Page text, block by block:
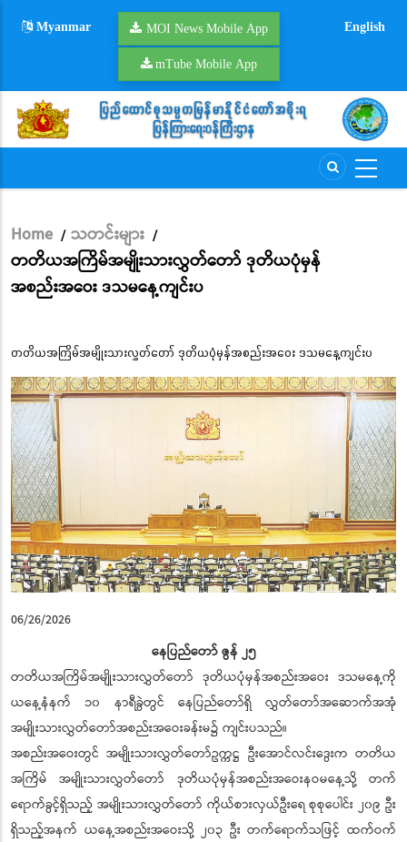
Myanmar MOI News Mobile App
mTube Mobile App
English
Breadcrumb
Home / သတင်းများ /
တတိယအကြိမ်အမျိုးသားလွှတ်တော် ဒုတိယပုံမှန်
အစည်းအဝေး ဒသမနေ့ကျင်းပ
တတိယအကြိမ်အမျိုးသားလွှတ်တော် ဒုတိယပုံမှန်အစည်းအဝေး ဒသမနေ့ကျင်းပ
06/26/2026
နေပြည်တော် ဇွန် ၂၅
တတိယအကြိမ်အမျိုးသားလွှတ်တော် ဒုတိယပုံမှန်အစည်းအဝေး ဒသမနေ့ကို
ယနေ့နံနက် ၁၀ နာရီခွဲတွင် နေပြည်တော်ရှိ လွှတ်တော်အဆောက်အအုံ
အမျိုးသားလွှတ်တော်အစည်းအဝေးခန်းမ၌ ကျင်းပသည်။
အစည်းအဝေးတွင် အမျိုးသားလွှတ်တော်ဥက္ကဋ္ဌ ဦးအောင်လင်းဒွေးက တတိယ
အကြိမ် အမျိုးသားလွှတ်တော် ဒုတိယပုံမှန်အစည်းအဝေးနဝမနေ့သို့ တက်
ရောက်ခွင့်ရှိသည့် အမျိုးသားလွှတ်တော် ကိုယ်စားလှယ်ဦးရေ စုစုပေါင်း ၂၀၉ ဦး
ရှိသည့်အနက် ယနေ့အစည်းအဝေးသို့ ၂၀၃ ဦး တက်ရောက်သဖြင့် ထက်ဝက်